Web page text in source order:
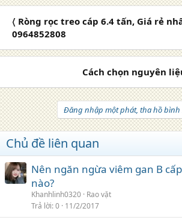
〈 Ròng rọc treo cáp 6.4 tấn, Giá rẻ
0964852808
Cách chọn nguyên
Đăng nhập một phát, tha hồ
Chủ đề liên quan
Nên ngăn ngừa viêm gan B
nào?
Khanhlinh0320 Rao vặt
Trả lời 0 11/2/2017